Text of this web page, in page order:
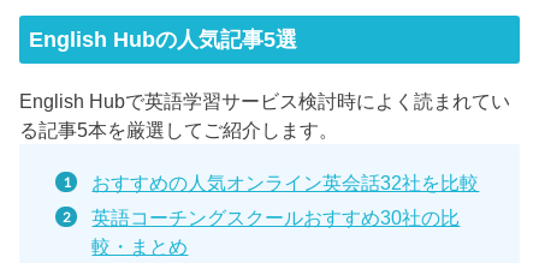
English Hubの人気記事5選
English Hubで英語学習サービス検討時によく読まれてい
る記事5本を厳選してご紹介します。
おすすめの人気オンライン英会話32社を比較
英語コーチングスクールおすすめ30社の比
較・まとめ